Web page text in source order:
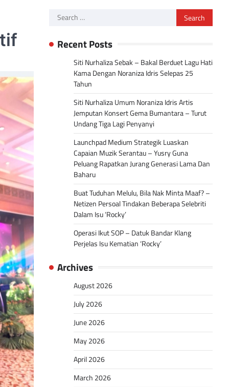
Search
Recent Posts
Siti Nurhaliza Sebak – Bakal Berduet Lagu Hati
Kama Dengan Noraniza Idris Selepas 25
Tahun
Siti Nurhaliza Umum Noraniza Idris Artis
Jemputan Konsert Gema Bumantara – Turut
Undang Tiga Lagi Penyanyi
Launchpad Medium Strategik Luaskan
Capaian Muzik Serantau – Yusry Guna
Peluang Rapatkan Jurang Generasi Lama Dan
Baharu
Buat Tuduhan Melulu, Bila Nak Minta Maaf? –
Netizen Persoal Tindakan Beberapa Selebriti
Dalam Isu ‘Rocky’
Operasi Ikut SOP – Datuk Bandar Klang
Perjelas Isu Kematian ‘Rocky’
Archives
August 2026
July 2026
June 2026
May 2026
April 2026
March 2026